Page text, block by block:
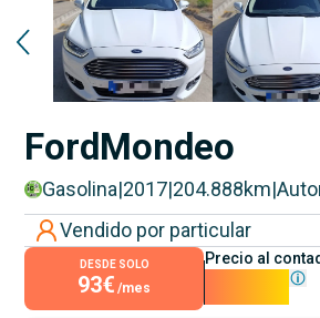
FordMondeo
Gasolina|2017|204.888km|
Vendido por particular
DESDE SOLO
93€ /mes
Precio al